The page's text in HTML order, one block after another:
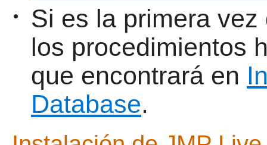
•
Si es la primera
los procedimientos
que encontrará en
Database.